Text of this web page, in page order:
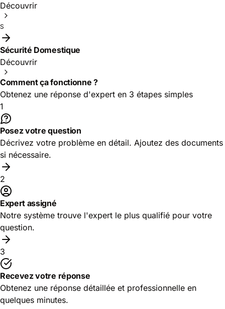
Découvrir
S
Sécurité Domestique
Découvrir
Comment ça fonctionne ?
Obtenez une réponse d'expert en 3 étapes simples
1
Posez votre question
Décrivez votre problème en détail. Ajoutez des documents
si nécessaire.
2
Expert assigné
Notre système trouve l'expert le plus qualifié pour votre
question.
3
Recevez votre réponse
Obtenez une réponse détaillée et professionnelle en
quelques minutes.